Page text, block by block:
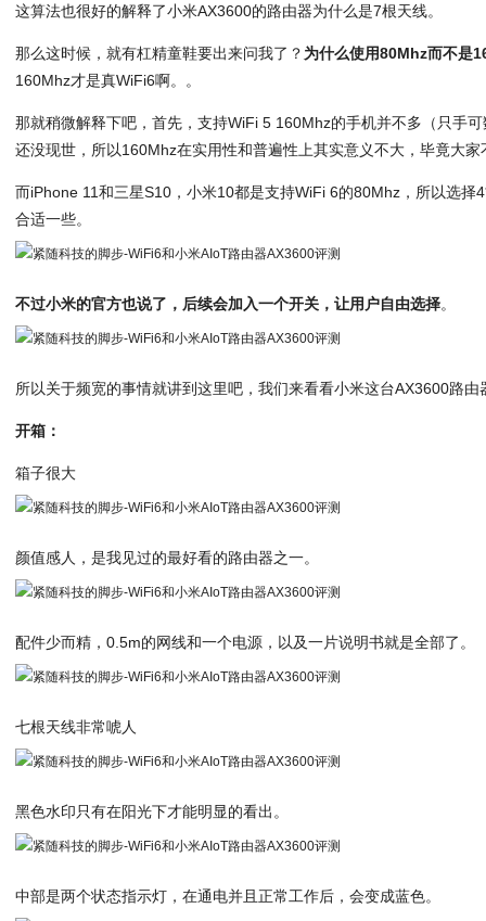
这算法也很好的解释了小米AX3600的路由器为什么是7根天线。
那么这时候，就有杠精童鞋要出来问我了？ 为什么使用80Mhz而不是
160Mhz才是真WiFi6啊。。
那就稍微解释下吧，首先，支持WiFi 5 160Mhz的手机并不多（只手
还没现世，所以160Mhz在实用性和普遍性上其实意义不大，毕竟大
而iPhone 11和三星S10，小米10都是支持WiFi 6的80Mhz，所以选择
合适一些。
不过小米的官方也说了，后续会加入一个开关，让用户自由选择。
所以关于频宽的事情就讲到这里吧，我们来看看小米这台AX3600路由
开箱：
箱子很大
颜值感人，是我见过的最好看的路由器之一。
配件少而精，0.5m的网线和一个电源，以及一片说明书就是全部了。
七根天线非常唬人
黑色水印只有在阳光下才能明显的看出。
中部是两个状态指示灯，在通电并且正常工作后，会变成蓝色。